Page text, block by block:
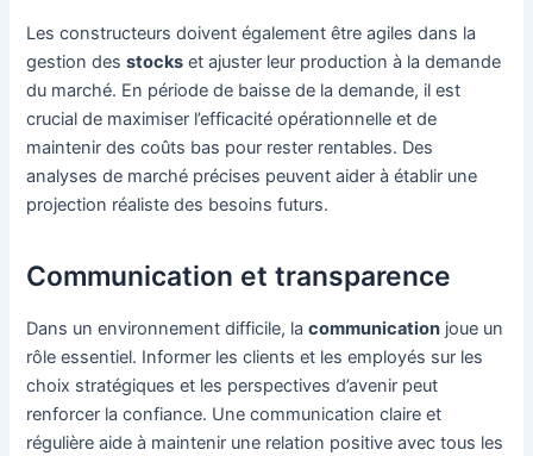
Les constructeurs doivent également être agiles dans la
gestion desstocks et ajuster leur production à la demande
du marché. En période de baisse de la demande, il est
crucial de maximiser l’efficacité opérationnelle et de
maintenir des coûts bas pour rester rentables. Des
analyses de marché précises peuvent aider à établir une
projection réaliste des besoins futurs.
Communication et transparence
Dans un environnement difficile, lacommunication joue un
rôle essentiel. Informer les clients et les employés sur les
choix stratégiques et les perspectives d’avenir peut
renforcer la confiance. Une communication claire et
régulière aide à maintenir une relation positive avec tous les